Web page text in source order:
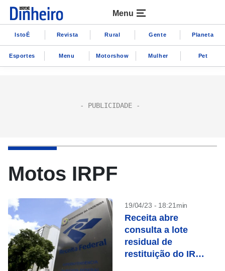
Menu
IstoÉ Revista Rural Gente Planeta
Esportes Menu Motorshow Mulher Pet
Motos IRPF
19/04/23 - 18:21min
Receita abre
consulta a lote
residual de
restituição do IR